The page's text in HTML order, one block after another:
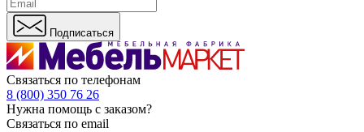
Подписаться
Связаться по телефонам
8 (800) 350 76 26
Нужна помощь с заказом?
Связаться по email